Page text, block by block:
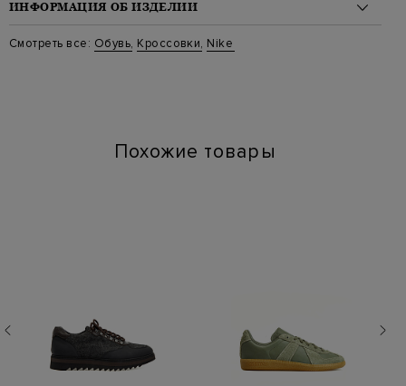
ИНФОРМАЦИЯ ОБ ИЗДЕЛИИ
Материал: текстиль 89%, замша 11%
Стиль: Низкие, Dunk
Смотреть все: Обувь, Кроссовки, Nike
Похожие товары